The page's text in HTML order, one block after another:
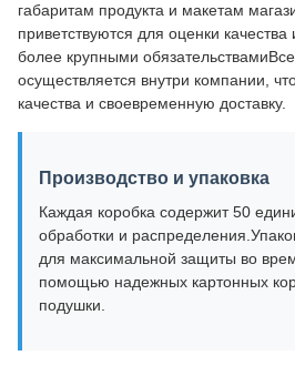
габаритам продукта и макетам
приветствуются для оценки
более крупными
осуществляется внутри компании,
качества и своевременную доставку.
Производство и упаковка
Каждая коробка содержит 50
обработки и
для максимальной защиты во
помощью надежных картонных
подушки.